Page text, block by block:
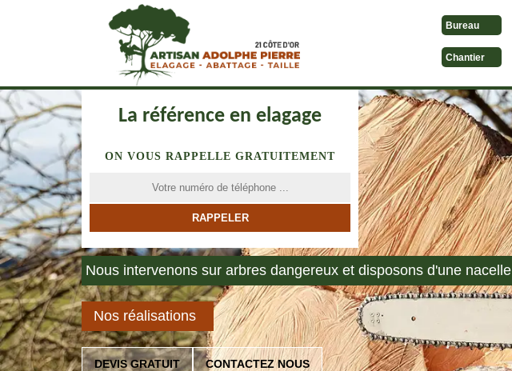
Bureau
Chantier
La référence en elagage
ON VOUS RAPPELLE GRATUITEMENT
Nous intervenons sur arbres dangereux et disposons d'une nacelle
Nos réalisations
DEVIS GRATUIT CONTACTEZ NOUS